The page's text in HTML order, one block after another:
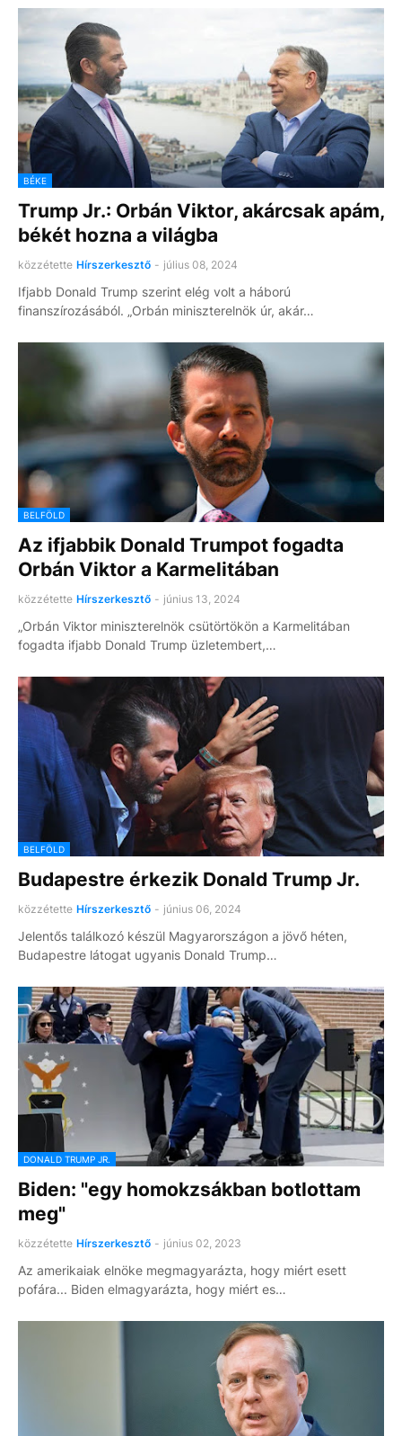
BÉKE
Trump Jr.: Orbán Viktor, akárcsak apám,
békét hozna a világba
közzétette Hírszerkesztő - július 08, 2024
Ifjabb Donald Trump szerint elég volt a háború
finanszírozásából. „Orbán miniszterelnök úr, akár…
BELFÖLD
Az ifjabbik Donald Trumpot fogadta
Orbán Viktor a Karmelitában
közzétette Hírszerkesztő - június 13, 2024
„Orbán Viktor miniszterelnök csütörtökön a Karmelitában
fogadta ifjabb Donald Trump üzletembert,…
BELFÖLD
Budapestre érkezik Donald Trump Jr.
közzétette Hírszerkesztő - június 06, 2024
Jelentős találkozó készül Magyarországon a jövő héten,
Budapestre látogat ugyanis Donald Trump…
DONALD TRUMP JR.
Biden: "egy homokzsákban botlottam
meg"
közzétette Hírszerkesztő - június 02, 2023
Az amerikaiak elnöke megmagyarázta, hogy miért esett
pofára... Biden elmagyarázta, hogy miért es…